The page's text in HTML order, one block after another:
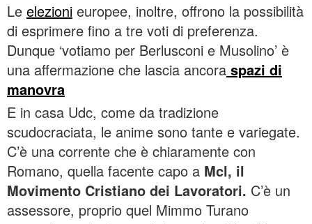
Le elezioni europee, inoltre, offrono la possibilità
di esprimere fino a tre voti di preferenza.
Dunque ‘votiamo per Berlusconi e Musolino’ è
una affermazione che lascia ancora spazi di
manovra
E in casa Udc, come da tradizione
scudocraciata, le anime sono tante e variegate.
C’è una corrente che è chiaramente con
Romano, quella facente capo a Mcl, il
Movimento Cristiano dei Lavoratori. C’è un
assessore, proprio quel Mimmo Turano